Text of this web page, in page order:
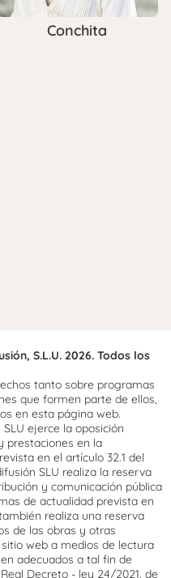
Conchita
S.L.U. 2026. Todos los
tanto sobre programas
que formen parte de ellos,
en esta página web.
ejerce la oposición
prestaciones en la
en el artículo 32.1 del
SLU realiza la reserva
y comunicación pública
de actualidad prevista en
realiza una reserva
de las obras y otras
web a medios de lectura
adecuados a tal fin de
Decreto - ley 24/2021, de